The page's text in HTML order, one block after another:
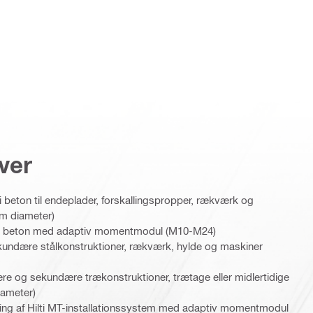
til endeplader, forskallingspropper, rækværk og
diameter)
med adaptiv momentmodul (M10-M24)
stålkonstruktioner, rækværk, hylde og maskiner
og sekundære trækonstruktioner, trætage eller midlertidige
af Hilti MT-installationssystem med adaptiv momentmodul